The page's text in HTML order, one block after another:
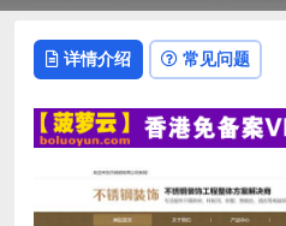
详情介绍 常见问题